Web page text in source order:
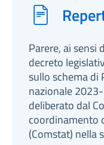
Parere, ai sensi
decreto
sullo schema di
nazionale
deliberato dal
coordinamento
(Comstat) nella